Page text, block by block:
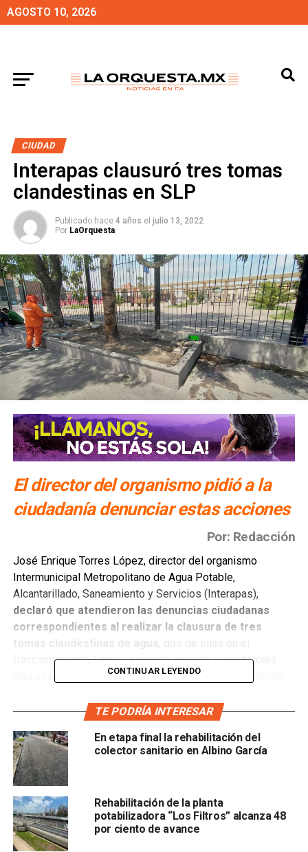
AGOSTO 10, 2026
CIUDAD
Interapas clausuró tres tomas
clandestinas en SLP
Publicado hace 4 años el julio 13, 2022
Por LaOrquesta
El director del organismo pidió a la
ciudadanía denunciar estas acciones
Por: Redacción
José Enrique Torres López, director del organismo
Intermunicipal Metropolitano de Agua Potable,
Alcantarillado, Saneamiento y Servicios (Interapas),
declaró que atendieron las denuncias ciudadanas
correspondientes al realizar la clausura de tres
tomas clandestinas de agua
, dos de ellas en el
fraccionamiento Lomas segunda sección, y una tercera
clausura, en la calle Chicosein en el Barrio del Montecillo.
Al lugar de los hechos acudieron cuadrillas de Interapas,
en compañía de un notario públicopara certificar que se
trataban de prácticas ilegales, donde los consumidor
se apropiaban de recursos que se debe pagar y
afectaban a terceros,
CONTINUAR LEYENDO
TE PODRÍA INTERESAR
En etapa final la rehabilitación del
colector sanitario en Albino García
Rehabilitación de la planta
potabilizadora “Los Filtros” alcanza 48
por ciento de avance